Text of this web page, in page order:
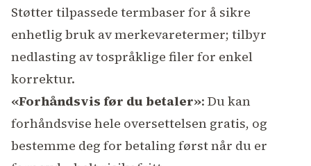
Støtter tilpassede termbaser for å sikre
enhetlig bruk av merkevaretermer; tilbyr
nedlasting av tospråklige filer for enkel
korrektur.
«Forhåndsvis før du betaler»: Du kan
forhåndsvise hele oversettelsen gratis, og
bestemme deg for betaling først når du er